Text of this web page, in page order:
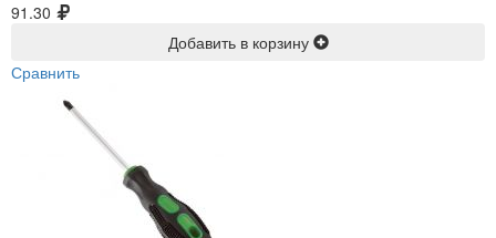
91.30
Добавить в корзину
Сравнить